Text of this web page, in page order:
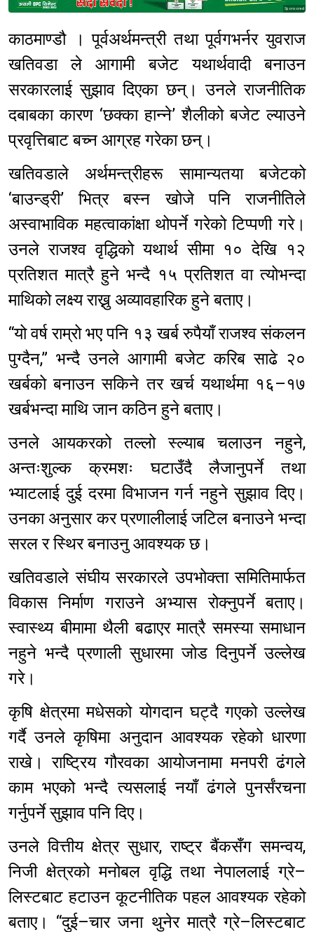
Sponsored
काठमाण्डौ । पूर्वअर्थमन्त्री तथा पूर्वगभर्नर युवराज
खतिवडा ले आगामी बजेट यथार्थवादी बनाउन
सरकारलाई सुझाव दिएका छन्। उनले राजनीतिक
दबाबका कारण ‘छक्का हान्ने’ शैलीको बजेट ल्याउने
प्रवृत्तिबाट बच्न आग्रह गरेका छन्।
खतिवडाले अर्थमन्त्रीहरू सामान्यतया बजेटको
‘बाउन्ड्री’ भित्र बस्न खोजे पनि राजनीतिले
अस्वाभाविक महत्वाकांक्षा थोपर्ने गरेको टिप्पणी गरे।
उनले राजश्व वृद्धिको यथार्थ सीमा १० देखि १२
प्रतिशत मात्रै हुने भन्दै १५ प्रतिशत वा त्योभन्दा
माथिको लक्ष्य राख्नु अव्यावहारिक हुने बताए।
“यो वर्ष राम्रो भए पनि १३ खर्ब रुपैयाँ राजश्व संकलन
पुग्दैन,” भन्दै उनले आगामी बजेट करिब साढे २०
खर्बको बनाउन सकिने तर खर्च यथार्थमा १६–१७
खर्बभन्दा माथि जान कठिन हुने बताए।
उनले आयकरको तल्लो स्ल्याब चलाउन नहुने,
अन्तःशुल्क क्रमशः घटाउँदै लैजानुपर्ने तथा
भ्याटलाई दुई दरमा विभाजन गर्न नहुने सुझाव दिए।
उनका अनुसार कर प्रणालीलाई जटिल बनाउने भन्दा
सरल र स्थिर बनाउनु आवश्यक छ।
खतिवडाले संघीय सरकारले उपभोक्ता समितिमार्फत
विकास निर्माण गराउने अभ्यास रोक्नुपर्ने बताए।
स्वास्थ्य बीमामा थैली बढाएर मात्रै समस्या समाधान
नहुने भन्दै प्रणाली सुधारमा जोड दिनुपर्ने उल्लेख
गरे।
कृषि क्षेत्रमा मधेसको योगदान घट्दै गएको उल्लेख
गर्दै उनले कृषिमा अनुदान आवश्यक रहेको धारणा
राखे। राष्ट्रिय गौरवका आयोजनामा मनपरी ढंगले
काम भएको भन्दै त्यसलाई नयाँ ढंगले पुनर्संरचना
गर्नुपर्ने सुझाव पनि दिए।
उनले वित्तीय क्षेत्र सुधार, राष्ट्र बैंकसँग समन्वय,
निजी क्षेत्रको मनोबल वृद्धि तथा नेपाललाई ग्रे–
लिस्टबाट हटाउन कूटनीतिक पहल आवश्यक रहेको
बताए। “दुई–चार जना थुनेर मात्रै ग्रे–लिस्टबाट